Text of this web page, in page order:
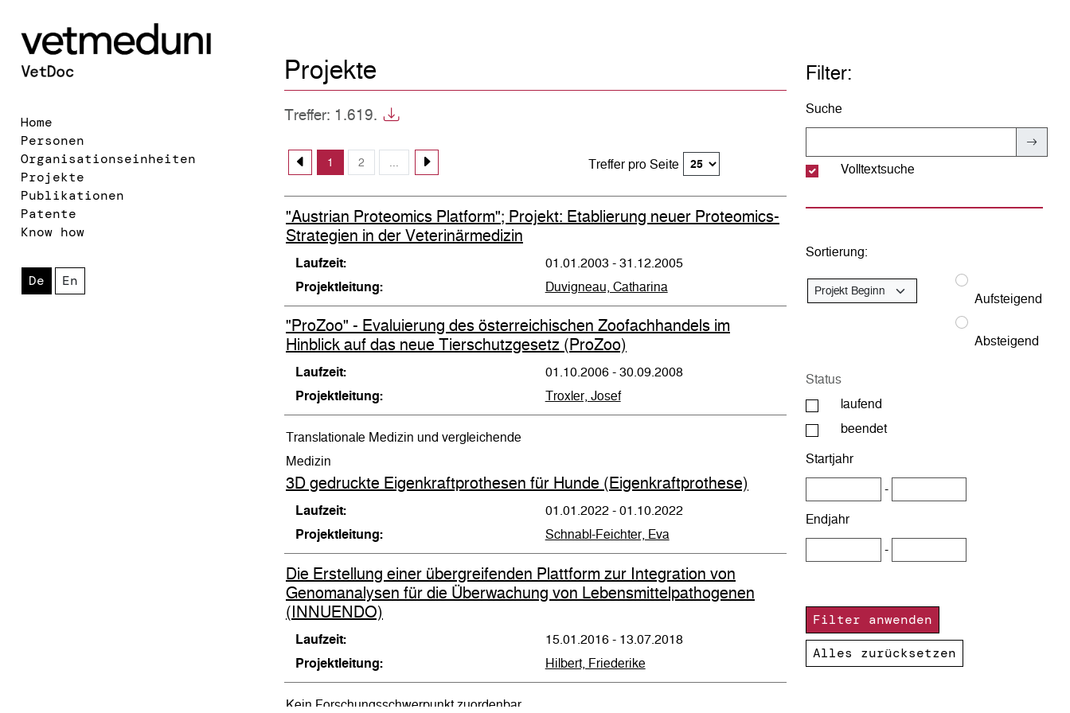
Home
Personen
Organisationseinheiten
Projekte
Publikationen
Patente
Know how
De En
Projekte
Treffer: 1.619.
1 2 Treffer pro Seite
"Austrian Proteomics Platform"; Projekt: Etablierung neuer Proteomics-
Strategien in der Veterinärmedizin
Laufzeit:
01.01.2003 - 31.12.2005
Projektleitung:
Duvigneau, Catharina
"ProZoo" - Evaluierung des österreichischen Zoofachhandels im
Hinblick auf das neue Tierschutzgesetz (ProZoo)
Laufzeit:
01.10.2006 - 30.09.2008
Projektleitung:
Troxler, Josef
Translationale Medizin und vergleichende
Medizin
3D gedruckte Eigenkraftprothesen für Hunde (Eigenkraftprothese)
Laufzeit:
01.01.2022 - 01.10.2022
Projektleitung:
Schnabl-Feichter, Eva
Die Erstellung einer übergreifenden Plattform zur Integration von
Genomanalysen für die Überwachung von Lebensmittelpathogenen
(INNUENDO)
Laufzeit:
15.01.2016 - 13.07.2018
Projektleitung:
Hilbert, Friederike
Kein Forschungsschwerpunkt zuordenbar
Filter:
Suche
Volltextsuche
Sortierung:
Aufsteigend
Absteigend
Status
laufend
beendet
Startjahr
-
Endjahr
-
Filter anwenden
Alles zurücksetzen